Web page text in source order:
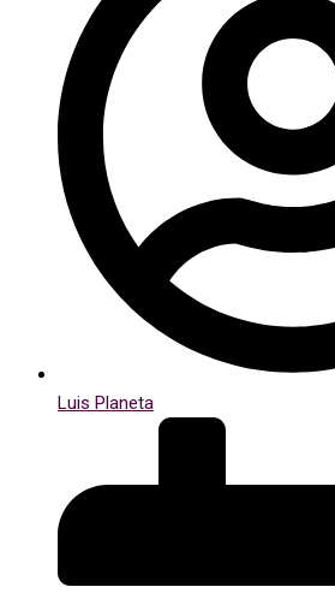
Luis Planeta